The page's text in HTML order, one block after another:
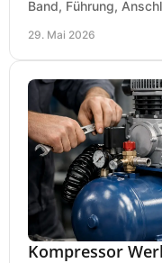
Band, Führung,
29. Mai 2026
Kompressor